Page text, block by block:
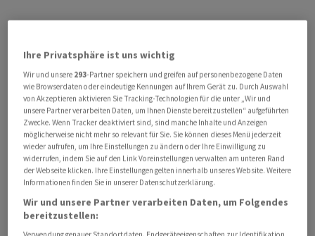
Ihre Privatsphäre ist uns wichtig
Wir und unsere 293-Partner speichern und greifen auf personenbezogene Daten
wie Browserdaten oder eindeutige Kennungen auf Ihrem Gerät zu. Durch Auswahl
von Akzeptieren aktivieren Sie Tracking-Technologien für die unter „Wir und
unsere Partner verarbeiten Daten, um Ihnen Dienste bereitzustellen“ aufgeführten
Zwecke. Wenn Tracker deaktiviert sind, sind manche Inhalte und Anzeigen
möglicherweise nicht mehr so relevant für Sie. Sie können dieses Menü jederzeit
wieder aufrufen, um Ihre Einstellungen zu ändern oder Ihre Einwilligung zu
widerrufen, indem Sie auf den Link Voreinstellungen verwalten am unteren Rand
der Webseite klicken. Ihre Einstellungen gelten innerhalb unseres Website. Weitere
Informationen finden Sie in unserer Datenschutzerklärung.
Wir und unsere Partner verarbeiten Daten, um Folgendes
bereitzustellen: